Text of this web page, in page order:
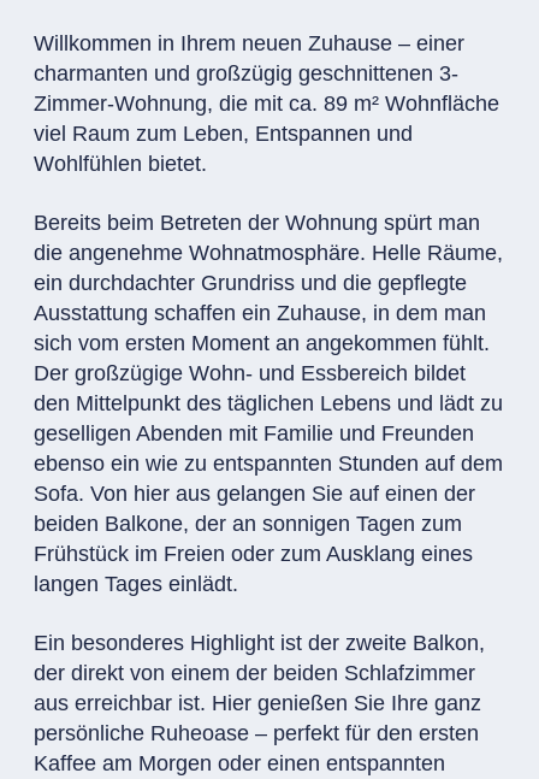
Willkommen in Ihrem neuen Zuhause – einer
charmanten und großzügig geschnittenen 3-
Zimmer-Wohnung, die mit ca. 89 m² Wohnfläche
viel Raum zum Leben, Entspannen und
Wohlfühlen bietet.
Bereits beim Betreten der Wohnung spürt man
die angenehme Wohnatmosphäre. Helle Räume,
ein durchdachter Grundriss und die gepflegte
Ausstattung schaffen ein Zuhause, in dem man
sich vom ersten Moment an angekommen fühlt.
Der großzügige Wohn- und Essbereich bildet
den Mittelpunkt des täglichen Lebens und lädt zu
geselligen Abenden mit Familie und Freunden
ebenso ein wie zu entspannten Stunden auf dem
Sofa. Von hier aus gelangen Sie auf einen der
beiden Balkone, der an sonnigen Tagen zum
Frühstück im Freien oder zum Ausklang eines
langen Tages einlädt.
Ein besonderes Highlight ist der zweite Balkon,
der direkt von einem der beiden Schlafzimmer
aus erreichbar ist. Hier genießen Sie Ihre ganz
persönliche Ruheoase – perfekt für den ersten
Kaffee am Morgen oder einen entspannten